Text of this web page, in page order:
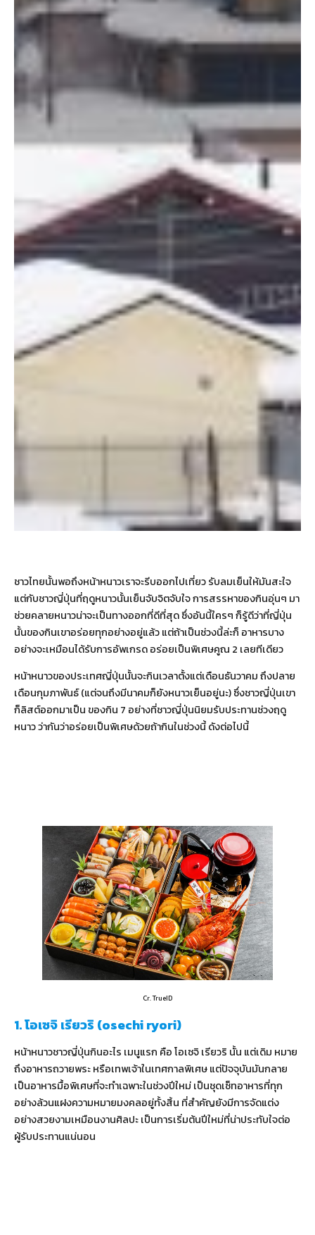
ชาวไทยนั้นพอถึงหน้าหนาวเราจะรีบออกไปเที่ยว รับลมเย็นให้มันสะใจ
แต่กับชาวญี่ปุ่นที่ฤดูหนาวนั้นเย็นจับจิตจับใจ การสรรหาของกินอุ่นๆ มา
ช่วยคลายหนาวน่าจะเป็นทางออกที่ดีที่สุด ซึ่งอันนี้ใครๆ ก็รู้ดีว่าที่ญี่ปุ่น
นั้นของกินเขาอร่อยทุกอย่างอยู่แล้ว แต่ถ้าเป็นช่วงนี้ล่ะก็ อาหารบาง
อย่างจะเหมือนได้รับการอัพเกรด อร่อยเป็นพิเศษคูณ 2 เลยทีเดียว
หน้าหนาวของประเทศญี่ปุ่นนั้นจะกินเวลาตั้งแต่เดือนธันวาคม ถึงปลาย
เดือนกุมภาพันธ์ (แต่จนถึงมีนาคมก็ยังหนาวเย็นอยู่นะ) ซึ่งชาวญี่ปุ่นเขา
ก็ลิสต์ออกมาเป็น ของกิน 7 อย่างที่ชาวญี่ปุ่นนิยมรับประทานช่วงฤดู
หนาว ว่ากันว่าอร่อยเป็นพิเศษด้วยถ้ากินในช่วงนี้ ดังต่อไปนี้
Cr. TrueID
1. โอเซจิ เรียวริ (osechi ryori)
หน้าหนาวชาวญี่ปุ่นกินอะไร เมนูแรก คือ โอเซจิ เรียวริ นั้น แต่เดิม หมาย
ถึงอาหารถวายพระ หรือเทพเจ้าในเทศกาลพิเศษ แต่ปัจจุบันมันกลาย
เป็นอาหารมื้อพิเศษที่จะทำเฉพาะในช่วงปีใหม่ เป็นชุดเซ็ทอาหารที่ทุก
อย่างล้วนแฝงความหมายมงคลอยู่ทั้งสิ้น ที่สำคัญยังมีการจัดแต่ง
อย่างสวยงามเหมือนงานศิลปะ เป็นการเริ่มต้นปีใหม่ที่น่าประทับใจต่อ
ผู้รับประทานแน่นอน